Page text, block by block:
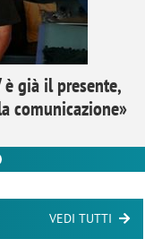
è già il presente,
comunicazione»
VEDI TUTTI